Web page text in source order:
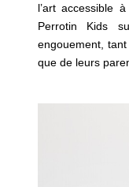
l’art accessible
Perrotin Kids
engouement,
que de leurs